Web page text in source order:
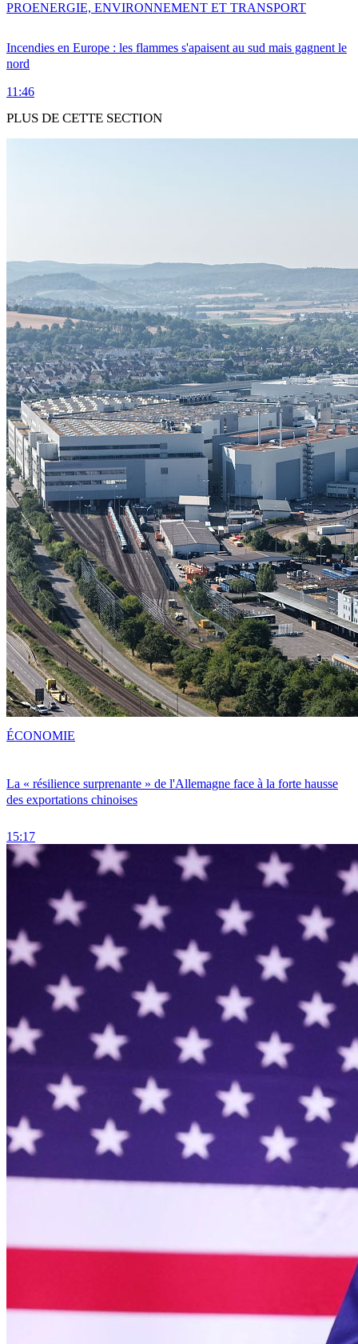
Incendies en Europe : les flammes s'apaisent au sud mais gagnent le
nord
11:46
PROENERGIE, ENVIRONNEMENT ET TRANSPORT
PLUS DE CETTE SECTION
La « résilience surprenante » de l'Allemagne face à la forte hausse
des exportations chinoises
15:17
ÉCONOMIE